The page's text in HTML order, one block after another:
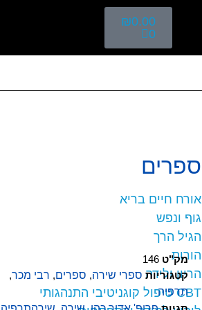
₪0.00
0
ספרים
אורח חיים בריא
גוף ונפש
הגיל הרך
הורות
הריון ולידה
CBT טיפול קוגניטיבי התנהגותי
מק"ט146
קטגוריות ספרי שירה, ספרים, רבי מכר,
תרפיה